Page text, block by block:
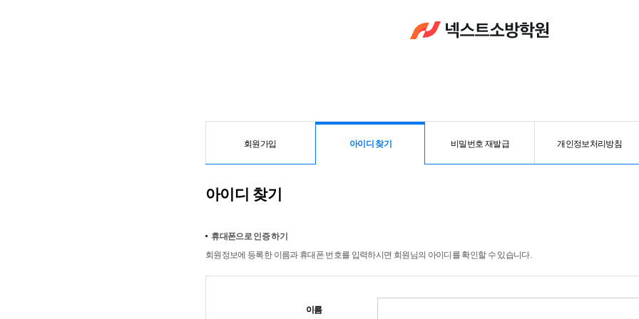
회원가입 아이디 찾기 비밀번호 재발급 개인정보처리방침
아이디 찾기
휴대폰으로 인증 하기
회원정보에 등록한 이름과 휴대폰 번호를 입력하시면 회원님의 아이디를 확인할 수 있습니다.
이름